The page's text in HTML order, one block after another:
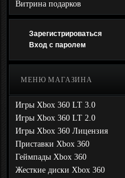
Витрина подарков
Зарегистрироваться
Вход с паролем
МЕНЮ МАГАЗИНА
Игры Xbox 360 LT 3.0
Игры Xbox 360 LT 2.0
Игры Xbox 360 Лицензия
Приставки Xbox 360
Геймпады Xbox 360
Жесткие диски Xbox 360